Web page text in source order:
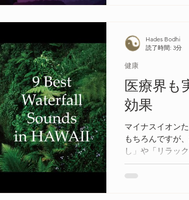
医療界も
効果
マイナスイオン
もちろんですが
し」や「リラッ
こでは「滝の音
果についてコラム
健康
Hades Bodhi
読了時間: 3分